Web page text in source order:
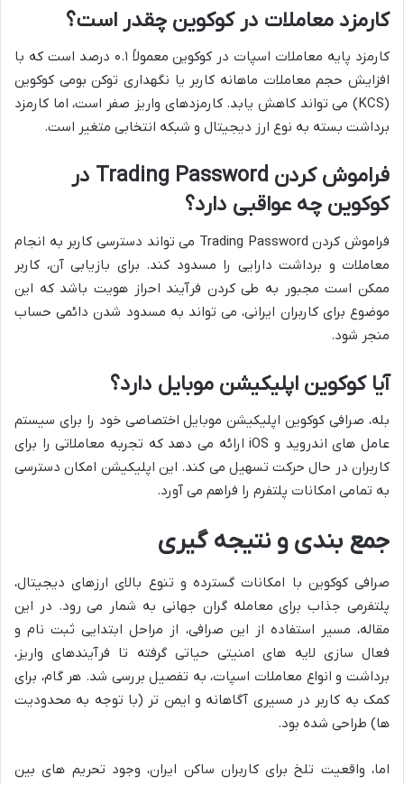
کارمزد معاملات در کوکوین چقدر است؟
کارمزد پایه معاملات اسپات در کوکوین معمولاً ۰.۱ درصد است که با
افزایش حجم معاملات ماهانه کاربر یا نگهداری توکن بومی کوکوین
(KCS) می تواند کاهش یابد. کارمزدهای واریز صفر است، اما کارمزد
برداشت بسته به نوع ارز دیجیتال و شبکه انتخابی متغیر است.
فراموش کردن Trading Password در
کوکوین چه عواقبی دارد؟
فراموش کردن Trading Password می تواند دسترسی کاربر به انجام
معاملات و برداشت دارایی را مسدود کند. برای بازیابی آن، کاربر
ممکن است مجبور به طی کردن فرآیند احراز هویت باشد که این
موضوع برای کاربران ایرانی، می تواند به مسدود شدن دائمی حساب
منجر شود.
آیا کوکوین اپلیکیشن موبایل دارد؟
بله، صرافی کوکوین اپلیکیشن موبایل اختصاصی خود را برای سیستم
عامل های اندروید و iOS ارائه می دهد که تجربه معاملاتی را برای
کاربران در حال حرکت تسهیل می کند. این اپلیکیشن امکان دسترسی
به تمامی امکانات پلتفرم را فراهم می آورد.
جمع بندی و نتیجه گیری
صرافی کوکوین با امکانات گسترده و تنوع بالای ارزهای دیجیتال،
پلتفرمی جذاب برای معامله گران جهانی به شمار می رود. در این
مقاله، مسیر استفاده از این صرافی، از مراحل ابتدایی ثبت نام و
فعال سازی لایه های امنیتی حیاتی گرفته تا فرآیندهای واریز،
برداشت و انواع معاملات اسپات، به تفصیل بررسی شد. هر گام، برای
کمک به کاربر در مسیری آگاهانه و ایمن تر (با توجه به محدودیت
ها) طراحی شده بود.
اما، واقعیت تلخ برای کاربران ساکن ایران، وجود تحریم های بین